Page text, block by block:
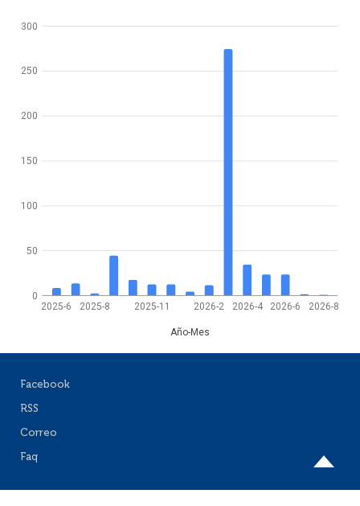
2025-6 2025-8 2025-11 2026-2 2026-4 2026-6 2026-8
Año-Mes
0
50
100
150
200
250
300
Facebook
RSS
Correo
Faq